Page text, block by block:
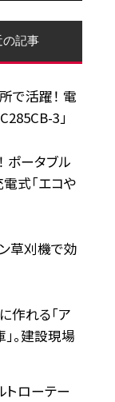
の記事
で活躍！ 電
3」
ポータブル
式「エコや
草刈機で効
作れる「ア
。建設現場
トローテー